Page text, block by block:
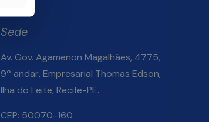
Sede
Av. Gov. Agamenon Magalhães, 4775,
9º andar, Empresarial Thomas Edson,
Ilha do Leite, Recife-PE.
CEP: 50070-160